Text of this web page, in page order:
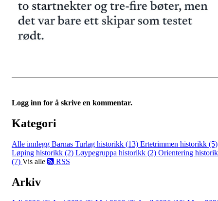
Logg inn for å skrive en kommentar.
Kategori
Alle innlegg Barnas Turlag historikk (13) Ertetrimmen historikk (5)
Løping historikk (2) Løypegruppa historikk (2) Orientering
(7) Vis alle RSS
Arkiv